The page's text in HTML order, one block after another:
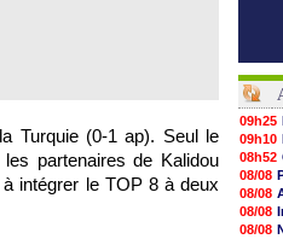
Turquie (0-1 ap). Seul le
partenaires de Kalidou
intégrer le TOP 8 à deux
09h25
09h10
08h52
08/08
08/08
08/08
08/08